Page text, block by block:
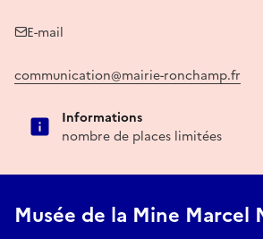
E-mail
communication@mairie-ronchamp.fr
Informations
nombre de places limitées
Musée de la Mine Marcel